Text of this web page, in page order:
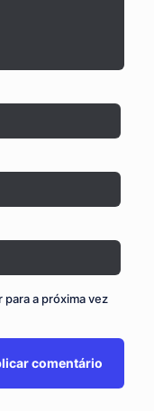
a próxima vez